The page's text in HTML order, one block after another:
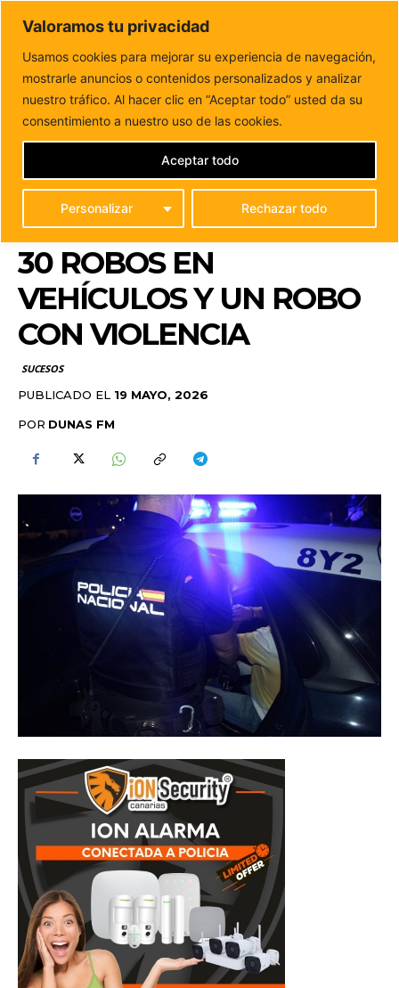
Valoramos tu privacidad
Usamos cookies para mejorar su experiencia de navegación,
mostrarle anuncios o contenidos personalizados y analizar
nuestro tráfico. Al hacer clic en “Aceptar todo” usted da su
consentimiento a nuestro uso de las cookies.
Personalizar Rechazar todo
Aceptar todo
DUNAS FM
Tu informacion de forma cercana
Inicio SUCESOS
La Policía Nacional detiene en Puerto
del Rosario a un hombre acusado...
LA POLICÍA NACIONAL
DETIENE EN PUERTO
DEL ROSARIO A UN
HOMBRE ACUSADO DE
30 ROBOS EN
VEHÍCULOS Y UN ROBO
CON VIOLENCIA
SUCESOS
PUBLICADO EL 19 MAYO, 2026
POR DUNAS FM